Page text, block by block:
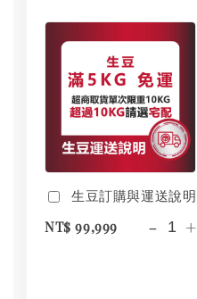
生豆訂購與運送說明
NT$ 99,999
- +